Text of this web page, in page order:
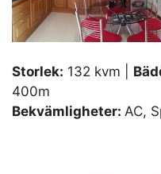
Storlek: 132 kvm |
400m
Bekvämligheter: AC,